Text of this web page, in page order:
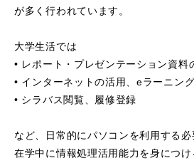
が多く行われています。
大学生活では
• レポート・プレゼンテーション資料
• インターネットの活用、eラーニン
• シラバス閲覧、履修登録
など、日常的にパソコンを利用する必
在学中に情報処理活用能力を身につ